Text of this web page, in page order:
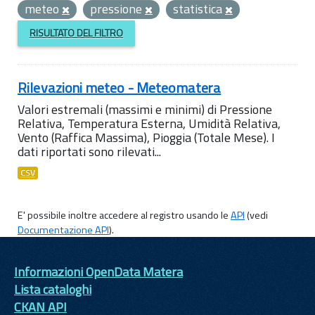
meteo
pressione statistica
RISULTATO DEL FILTRO
Rilevazioni meteo - Meteomatera
Valori estremali (massimi e minimi) di Pressione
Relativa, Temperatura Esterna, Umidità Relativa,
Vento (Raffica Massima), Pioggia (Totale Mese). I
dati riportati sono rilevati...
CSV
E' possibile inoltre accedere al registro usando leAPI(vedi
Documentazione API).
Informazioni OpenData Matera
Lista cataloghi
CKAN API